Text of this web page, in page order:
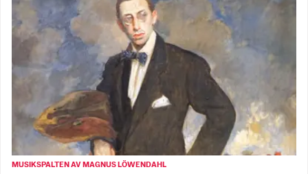
MUSIKSPALTEN AV MAGNUS LÖWENDAHL